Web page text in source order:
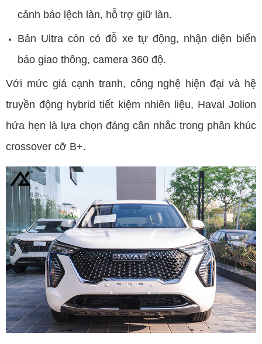
cảnh báo lệch làn, hỗ trợ giữ làn.
Bản Ultra còn có đỗ xe tự động, nhận diện biển
báo giao thông, camera 360 độ.
Với mức giá cạnh tranh, công nghệ hiện đại và hệ
truyền động hybrid tiết kiệm nhiên liệu, Haval Jolion
hứa hẹn là lựa chọn đáng cân nhắc trong phân khúc
crossover cỡ B+.